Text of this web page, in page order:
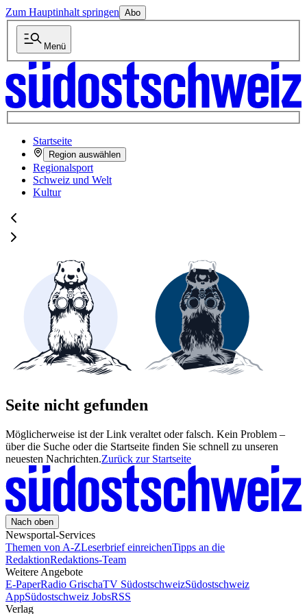
Zum Hauptinhalt springen Abo
Menü
Startseite
Region auswählen
Regionalsport
Schweiz und Welt
Kultur
Seite nicht gefunden
Möglicherweise ist der Link veraltet oder falsch. Kein Problem –
über die Suche oder die Startseite finden Sie schnell zu unseren
neuesten Nachrichten.Zurück zur Startseite
Nach oben
Newsportal-Services
Themen von A-ZLeserbrief einreichenTipps an die
RedaktionRedaktions-Team
Weitere Angebote
E-PaperRadio GrischaTV SüdostschweizSüdostschweiz
AppSüdostschweiz JobsRSS
Verlag